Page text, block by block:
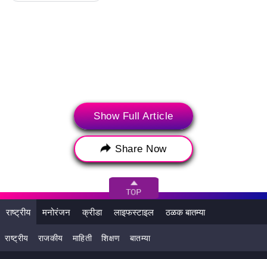
Show Full Article
Share Now
राष्ट्रीय मनोरंजन क्रीडा लाइफस्टाइल ठळक बातम्या
राष्ट्रीय राजकीय माहिती शिक्षण बातम्या